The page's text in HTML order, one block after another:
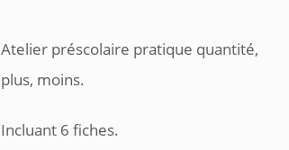
Atelier préscolaire pratique quantité,
plus, moins.
Incluant 6 fiches.